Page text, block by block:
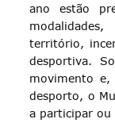
ano estão
território,
desportiva.
movimento
desporto, o
a participar ou